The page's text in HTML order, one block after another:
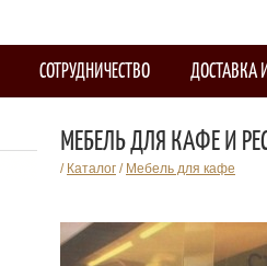
СОТРУДНИЧЕСТВО ДОСТАВКА
МЕБЕЛЬ ДЛЯ КАФЕ И
/ Каталог / Мебель для кафе